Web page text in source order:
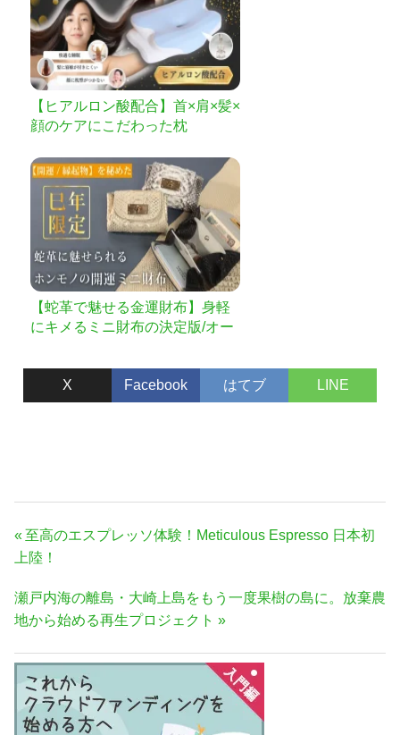
【ヒアルロン酸配合】首×肩×髪×
顔のケアにこだわった枕
【蛇革で魅せる金運財布】身軽
にキメるミニ財布の決定版/オー
X Facebook はてブ LINE
投
稿
ビ
ゲ
ー
シ
ョ
ン
前
の
事:
至高のエスプレッソ体験！Meticulous Espresso 日本初
上陸！
次
の
事:
瀬戸内海の離島・大崎上島をもう一度果樹の島に。放棄農
地から始める再生プロジェクト